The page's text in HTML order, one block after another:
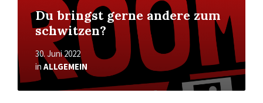
Du bringst gerne andere zum
schwitzen?
30. Juni 2022
in ALLGEMEIN